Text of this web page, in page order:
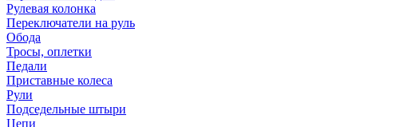
Рулевая колонка
Переключатели на руль
Обода
Тросы, оплетки
Педали
Приставные колеса
Рули
Подседельные штыри
Цепи